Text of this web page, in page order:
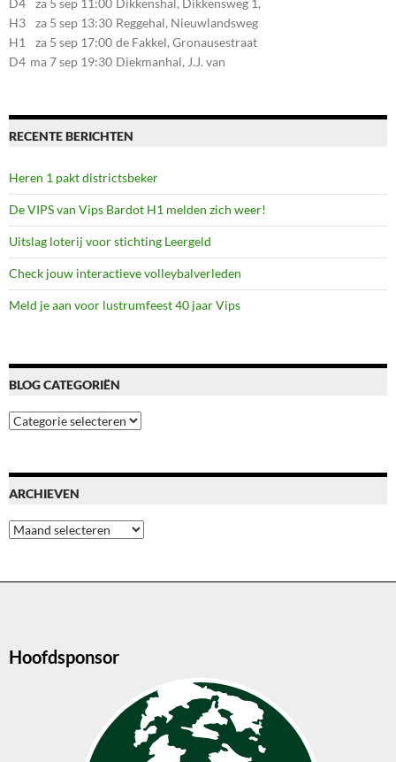
Markelo
D4 za 5 sep 11:00 Dikkenshal, Dikkensweg 1,
7641CC Wierden
H3 za 5 sep 13:30 Reggehal, Nieuwlandsweg
1, 7461VP Rijssen
H1 za 5 sep 17:00 de Fakkel, Gronausestraat
107, 7581CE Losser
D4 ma 7 sep 19:30 Diekmanhal, J.J. van
RECENTE BERICHTEN
Heren 1 pakt districtsbeker
De VIPS van Vips Bardot H1 melden zich weer!
Uitslag loterij voor stichting Leergeld
Check jouw interactieve volleybalverleden
Meld je aan voor lustrumfeest 40 jaar Vips
BLOG CATEGORIËN
Blog
categoriën
ARCHIEVEN
Archieven
Hoofdsponsor